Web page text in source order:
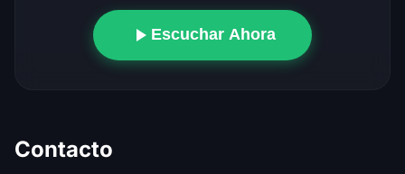
Escuchar Ahora
Contacto